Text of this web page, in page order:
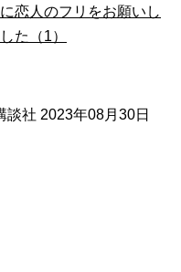
恋人のフリをお願いし
た（1）
談社 2023年08月30日